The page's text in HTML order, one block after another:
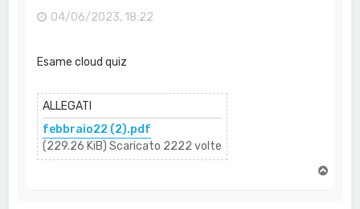
04/06/2023, 18:22
Esame cloud quiz
ALLEGATI
febbraio22 (2).pdf
(229.26 KiB) Scaricato 2222 volte